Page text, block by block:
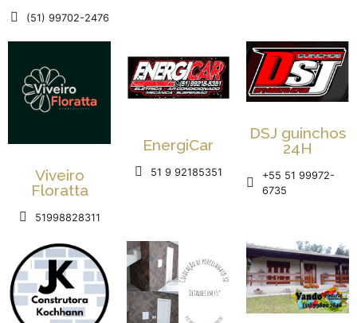
(51) 99702-2476
Viveiro
Floratta
51998828311
EnergiCar
51 9 92185351
DSJ guinchos
24H
+55 51 99972-
6735